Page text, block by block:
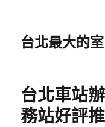
台北最大的
台北車站
務站好評